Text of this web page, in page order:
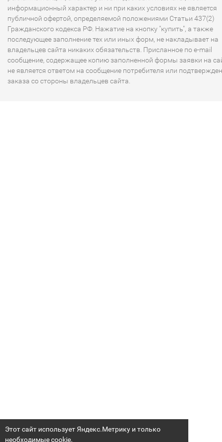
Этот сайт использует Яндекс.Метрику и только
необходимые cookie.
информационный характер и ни при каких условиях не является
публичной офертой, определяемой положениями Статьи 437(2)
Гражданского кодекса РФ. Нажатие на кнопку "купить", а также
последующее заполнение тех или иных форм, не накладывает на
владельцев сайта никаких обязательств. Присланное по e-mail
сообщение, содержащее копию заполненной формы заявки на
не является ответом на сообщение потребителя или
заказа со стороны владельцев сайта.